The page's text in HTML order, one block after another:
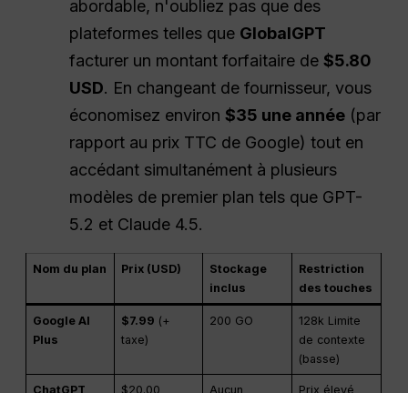
abordable, n'oubliez pas que des
plateformes telles que GlobalGPT
facturer un montant forfaitaire de$5.80
USD. En changeant de fournisseur, vous
économisez environ$35 une année (par
rapport au prix TTC de Google) tout en
accédant simultanément à plusieurs
modèles de premier plan tels que GPT-
5.2 et Claude 4.5.
Nom du plan Prix (USD)
Stockage
inclus
Restriction
des touches
Google AI
Plus
$7.99 (+
taxe)
200 GO
128k Limite
de contexte
(basse)
ChatGPT
$20.00 Aucun Prix élevé